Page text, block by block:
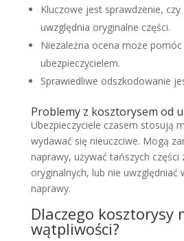
Kluczowe jest sprawdzenie,
uwzględnia oryginalne części.
Niezależna ocena może
ubezpieczycielem.
Sprawiedliwe odszkodowanie
Problemy z kosztorysem od
Ubezpieczyciele czasem stosują
wydawać się nieuczciwe. Mogą
naprawy, używać tańszych części
oryginalnych, lub nie uwzględniać
naprawy.
Dlaczego kosztorysy
wątpliwości?